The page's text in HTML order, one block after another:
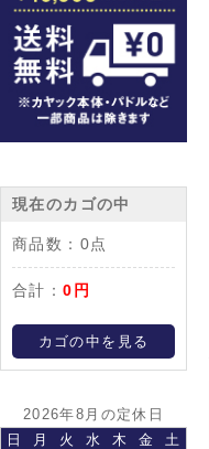
現在のカゴの中
商品数： 0点
合計：0円
カゴの中を見る
2026年8月の定休日
日
月 火 水 木 金
土